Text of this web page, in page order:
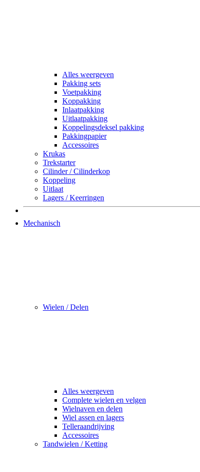
Alles weergeven
Pakking sets
Voetpakking
Koppakking
Inlaatpakking
Uitlaatpakking
Koppelingsdeksel pakking
Pakkingpapier
Accessoires
Krukas
Trekstarter
Cilinder / Cilinderkop
Koppeling
Uitlaat
Lagers / Keerringen
Mechanisch
Wielen / Delen
Alles weergeven
Complete wielen en velgen
Wielnaven en delen
Wiel assen en lagers
Telleraandrijving
Accessoires
Tandwielen / Ketting